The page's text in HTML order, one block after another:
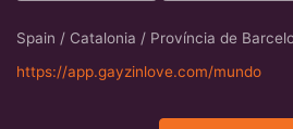
Spain / Catalonia / Província de
https://app.gayzinlove.com/mundo